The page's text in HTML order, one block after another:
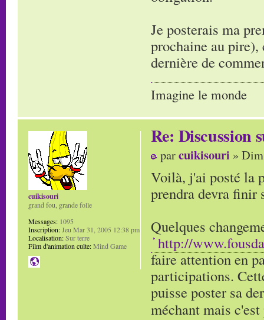
Je posterais ma
prochaine au
dernière de
Imagine le monde
Re: Discussion
parcuikisouri »
Voilà, j'ai posté la
prendra devra finir
Quelques
http://
faire attention en
participations.
puisse poster sa
méchant mais
cuikisouri
grand fou, grande folle
Messages: 1095
Inscription:Jeu Mar 31, 2005 12:38 pm
Localisation:Sur terre
Film d'animation culte:Mind Game